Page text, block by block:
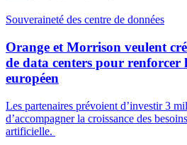
Souveraineté des centre de données
Orange et Morrison veulent
de data centers pour renforcer
européen
Les partenaires prévoient d’investir 3
d’accompagner la croissance des
artificielle.